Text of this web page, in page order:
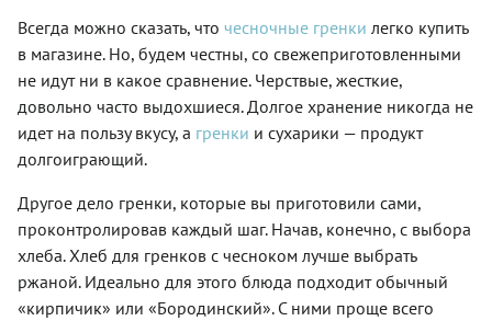
Всегда можно сказать, что чесночные гренки легко купить
в магазине. Но, будем честны, со свежеприготовленными
не идут ни в какое сравнение. Черствые, жесткие,
довольно часто выдохшиеся. Долгое хранение никогда не
идет на пользу вкусу, а гренки и сухарики — продукт
долгоиграющий.
Другое дело гренки, которые вы приготовили сами,
проконтролировав каждый шаг. Начав, конечно, с выбора
хлеба. Хлеб для гренков с чесноком лучше выбрать
ржаной. Идеально для этого блюда подходит обычный
«кирпичик» или «Бородинский». С ними проще всего